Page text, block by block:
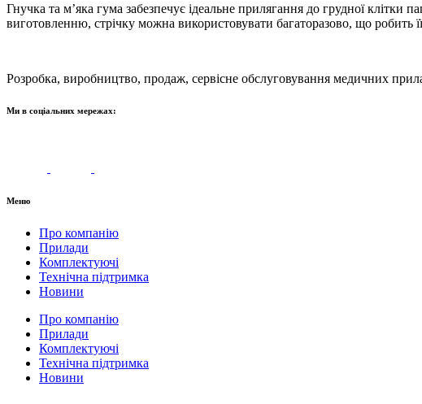
Гнучка та м’яка гума забезпечує ідеальне прилягання до грудної
виготовленню, стрічку можна використовувати багаторазово, що робить
Розробка, виробництво, продаж, сервісне обслуговування медичних
Ми в соціальних мережах:
Меню
Про компанію
Прилади
Комплектуючі
Технічна підтримка
Новини
Про компанію
Прилади
Комплектуючі
Технічна підтримка
Новини